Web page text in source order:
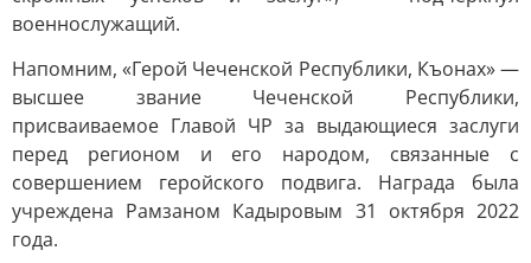
военнослужащий.
Напомним, «Герой Чеченской Республики, Къонах» —
высшее звание Чеченской Республики,
присваиваемое Главой ЧР за выдающиеся заслуги
перед регионом и его народом, связанные с
совершением геройского подвига. Награда была
учреждена Рамзаном Кадыровым 31 октября 2022
года.